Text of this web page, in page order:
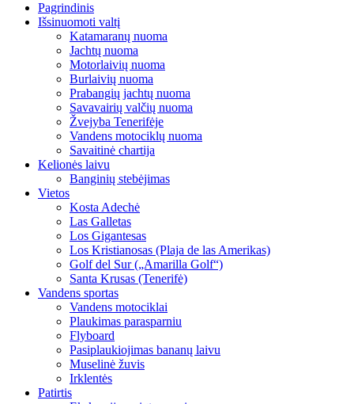
Pagrindinis
Išsinuomoti valtį
Katamaranų nuoma
Jachtų nuoma
Motorlaivių nuoma
Burlaivių nuoma
Prabangių jachtų nuoma
Savavairių valčių nuoma
Žvejyba Tenerifėje
Vandens motociklų nuoma
Savaitinė chartija
Kelionės laivu
Banginių stebėjimas
Vietos
Kosta Adechė
Las Galletas
Los Gigantesas
Los Kristianosas (Plaja de las Amerikas)
Golf del Sur („Amarilla Golf“)
Santa Krusas (Tenerifė)
Vandens sportas
Vandens motociklai
Plaukimas parasparniu
Flyboard
Pasiplaukiojimas bananų laivu
Muselinė žuvis
Irklentės
Patirtis